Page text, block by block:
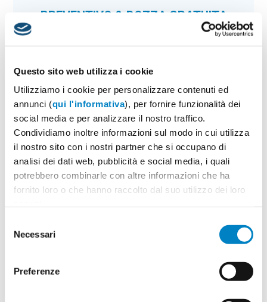
Questo sito web utilizza i cookie
Utilizziamo i cookie per personalizzare contenuti ed
annunci (qui l'informativa), per fornire funzionalità dei
social media e per analizzare il nostro traffico.
Condividiamo inoltre informazioni sul modo in cui utilizza
il nostro sito con i nostri partner che si occupano di
analisi dei dati web, pubblicità e social media, i quali
potrebbero combinarle con altre informazioni che ha
fornito loro o che hanno raccolto dal suo utilizzo dei loro
delNecessari
Preferenze
PREVENTIVO & BOZZA GRATUITA
Potrai indicare successivamente la suddivisione per
1 Seleziona il colore:
Quantità
Minimo: 100
Vuoi caricare il tuo logo o grafica adesso? Potrai
comunque farlo successivamente.